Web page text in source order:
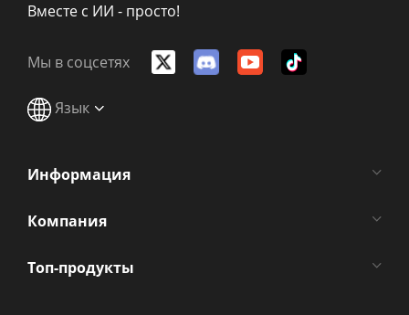
Вместе с ИИ - просто!
Мы в соцсетях
Язык
Информация
Компания
Топ-продукты